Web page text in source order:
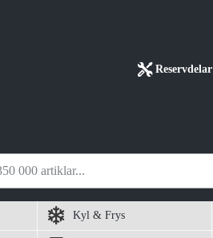
Reservdelar
Kyl & Frys